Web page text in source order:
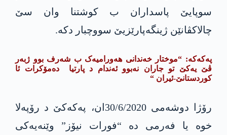
سوپایێ پاسداران ب کوشتنا وان سێ
چالاکڤانێن ژینگەپارێزیێ سووچبار دکە.
پەکەکە: “موختار خەندانی هەورامیەک ب شەرف بوو ژبەر
ڤێ یەکێ تو جاران نەبوو ئەندام د پارتیا دەمۆکرات ئا
کوردستانێ-ئیران “
رۆژا دوشەمی 30/6/2020ان، پەکەکێ د رۆپەلا
خوە یا فەرمی دە “فورات نیۆز” وێنەیەکی